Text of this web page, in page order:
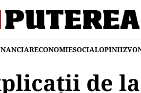
ECONOMIESOCIALOPINII
de